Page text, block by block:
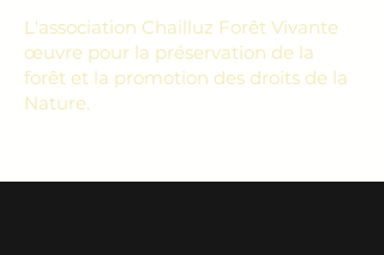
L'association Chailluz Forêt Vivante
œuvre pour la préservation de la
forêt et la promotion des droits de la
Nature.